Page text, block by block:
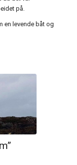
på.
en levende båt og